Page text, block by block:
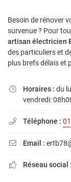
Besoin de rénover
survenue ? Pour
artisan électricien
des particuliers et
plus brefs délais et
 Horaires : du
vendredi:
 Téléphone :
 Email :
 Réseau social :